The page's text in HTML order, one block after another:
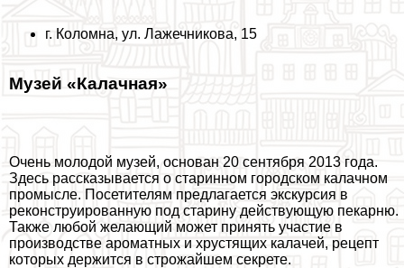
г. Коломна, ул. Лажечникова, 15
Музей «Калачная»
Очень молодой музей, основан 20 сентября 2013 года.
Здесь рассказывается о старинном городском калачном
промысле. Посетителям предлагается экскурсия в
реконструированную под старину действующую пекарню.
Также любой желающий может принять участие в
производстве ароматных и хрустящих калачей, рецепт
которых держится в строжайшем секрете.